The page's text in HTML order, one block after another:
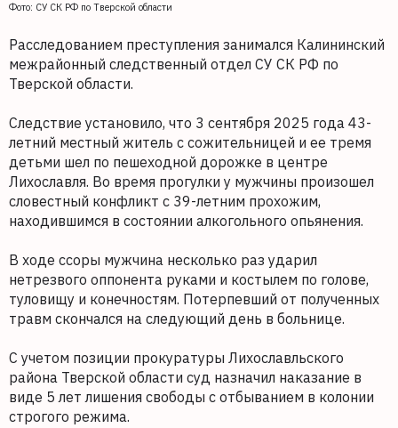
Фото: СУ СК РФ по Тверской области
Расследованием преступления занимался Калининский
межрайонный следственный отдел СУ СК РФ по
Тверской области.
Следствие установило, что 3 сентября 2025 года 43-
летний местный житель с сожительницей и ее тремя
детьми шел по пешеходной дорожке в центре
Лихославля. Во время прогулки у мужчины произошел
словестный конфликт с 39-летним прохожим,
находившимся в состоянии алкогольного опьянения.
В ходе ссоры мужчина несколько раз ударил
нетрезвого оппонента руками и костылем по голове,
туловищу и конечностям. Потерпевший от полученных
травм скончался на следующий день в больнице.
С учетом позиции прокуратуры Лихославльского
района Тверской области суд назначил наказание в
виде 5 лет лишения свободы с отбыванием в колонии
строгого режима.